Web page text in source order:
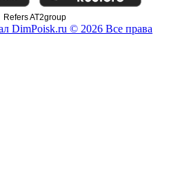
Refers AT2group
DimPoisk.ru © 2026 Все права